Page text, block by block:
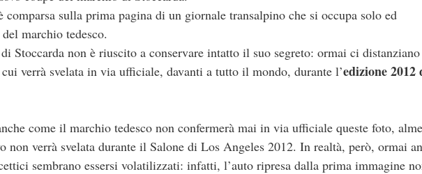
comparsa sulla prima pagina di un giornale transalpino che si occupa solo ed
marchio tedesco.
Stoccarda non è riuscito a conservare intatto il suo segreto: ormai ci
verrà svelata in via ufficiale, davanti a tutto il mondo, durante l’edizione 2012
come il marchio tedesco non confermerà mai in via ufficiale queste foto,
verrà svelata durante il Salone di Los Angeles 2012. In realtà, però, ormai
sembrano essersi volatilizzati: infatti, l’auto ripresa dalla prima immagine